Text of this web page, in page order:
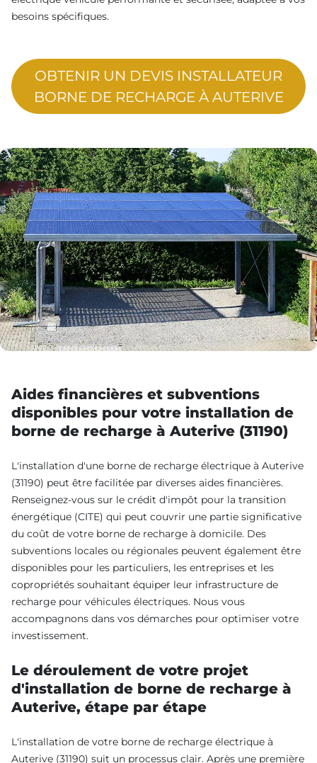
besoins spécifiques.
OBTENIR UN DEVIS INSTALLATEUR
BORNE DE RECHARGE À AUTERIVE
Aides financières et subventions
disponibles pour votre installation de
borne de recharge à Auterive (31190)
L'installation d'une borne de recharge électrique à Auterive
(31190) peut être facilitée par diverses aides financières.
Renseignez-vous sur le crédit d'impôt pour la transition
énergétique (CITE) qui peut couvrir une partie significative
du coût de votre borne de recharge à domicile. Des
subventions locales ou régionales peuvent également être
disponibles pour les particuliers, les entreprises et les
copropriétés souhaitant équiper leur infrastructure de
recharge pour véhicules électriques. Nous vous
accompagnons dans vos démarches pour optimiser votre
investissement.
Le déroulement de votre projet
d'installation de borne de recharge à
Auterive, étape par étape
L'installation de votre borne de recharge électrique à
Auterive (31190) suit un processus clair. Après une première